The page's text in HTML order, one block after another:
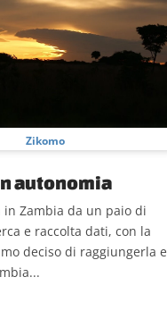
Zikomo
autonomia
in Zambia da un paio di
e raccolta dati, con la
deciso di raggiungerla e